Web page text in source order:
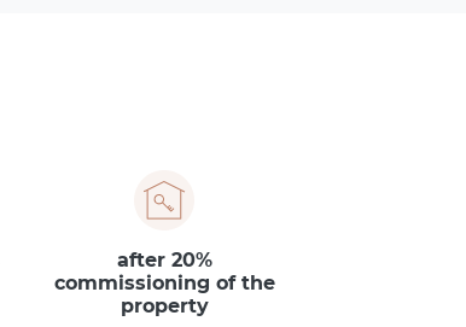
20% after
commissioning of the
property